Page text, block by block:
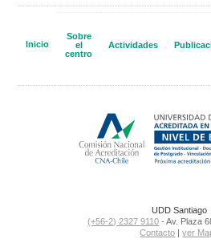
Inicio
Sobre
el
centro
Actividades
UDD Santiago
(+56-2) 2327 9110 - Av. Plaza
Contacto |ver